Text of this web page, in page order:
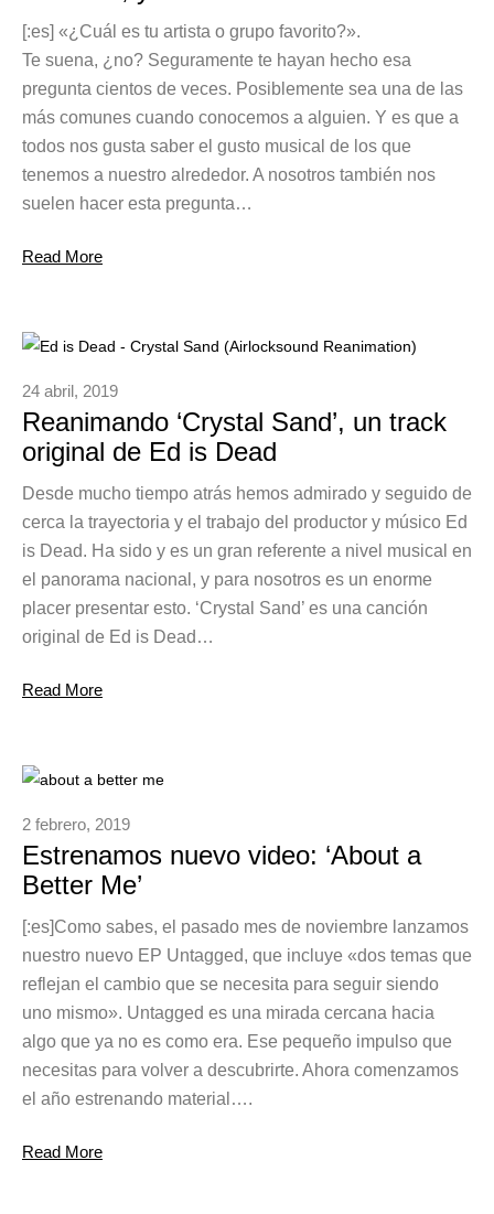
[:es] «¿Cuál es tu artista o grupo favorito?».
Te suena, ¿no? Seguramente te hayan hecho esa
pregunta cientos de veces. Posiblemente sea una de las
más comunes cuando conocemos a alguien. Y es que a
todos nos gusta saber el gusto musical de los que
tenemos a nuestro alrededor. A nosotros también nos
suelen hacer esta pregunta…
Read More
24 abril, 2019
Reanimando ‘Crystal Sand’, un track
original de Ed is Dead
Desde mucho tiempo atrás hemos admirado y seguido de
cerca la trayectoria y el trabajo del productor y músico Ed
is Dead. Ha sido y es un gran referente a nivel musical en
el panorama nacional, y para nosotros es un enorme
placer presentar esto. ‘Crystal Sand’ es una canción
original de Ed is Dead…
Read More
2 febrero, 2019
Estrenamos nuevo video: ‘About a
Better Me’
[:es]Como sabes, el pasado mes de noviembre lanzamos
nuestro nuevo EP Untagged, que incluye «dos temas que
reflejan el cambio que se necesita para seguir siendo
uno mismo». Untagged es una mirada cercana hacia
algo que ya no es como era. Ese pequeño impulso que
necesitas para volver a descubrirte. Ahora comenzamos
el año estrenando material….
Read More